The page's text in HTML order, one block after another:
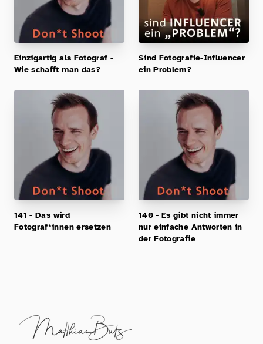
Einzigartig als Fotograf -
Wie schafft man das?
Sind Fotografie-Influencer
ein Problem?
141 - Das wird
Fotograf*innen ersetzen
140 - Es gibt nicht immer
nur einfache Antworten in
der Fotografie